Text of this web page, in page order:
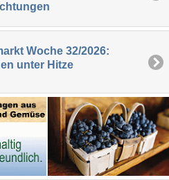
Woche 32/2026:
unter Hitze